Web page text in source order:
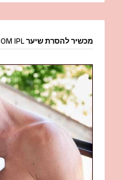
מכשיר להסרת שיער SILKN FLASH & GO FREEDOM IPL